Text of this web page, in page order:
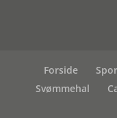
Forside
Svømmehal